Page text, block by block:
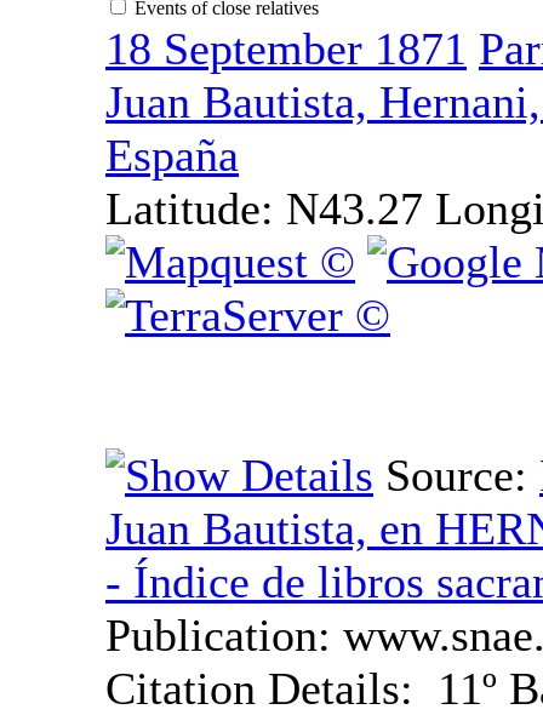
Events of close relatives
18 September 1871
Juan Bautista,
España
Latitude: N43.27
Source:
Juan Bautista, en HERNANI
- Índice de libros
Publication:
Citation Details: 11º